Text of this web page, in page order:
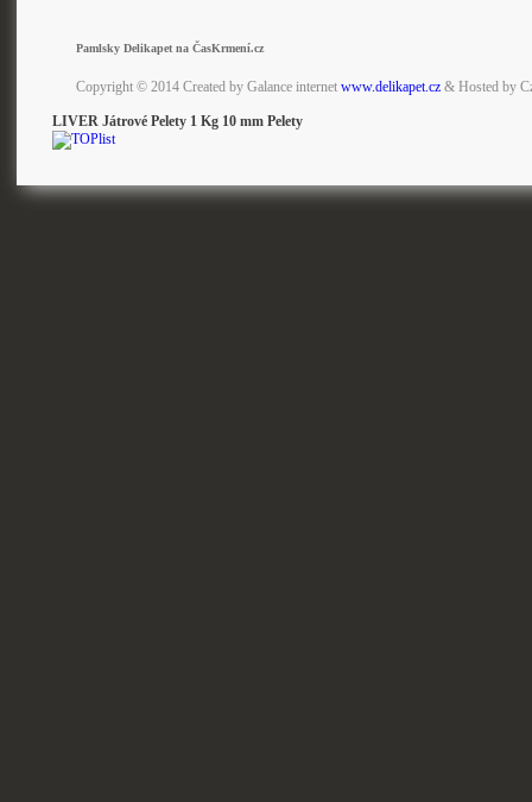
Pamlsky Delikapet na ČasKrmení.cz
Copyright © 2014 Created by Galance internet www.delikapet.cz& Hosted by
LIVER Játrové Pelety 1 Kg 10 mm Pelety